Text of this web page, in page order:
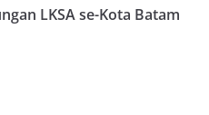
LKSA se-Kota Batam